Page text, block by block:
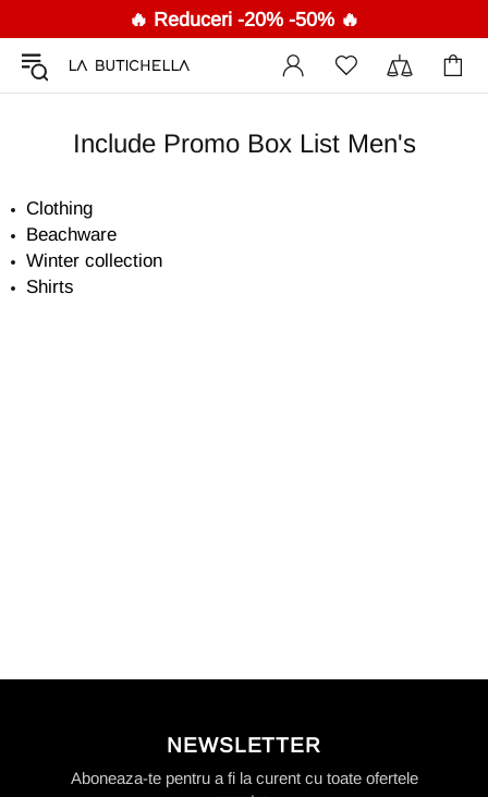
🔥 Reduceri -20% -50% 🔥
Include Promo Box List Men's
Clothing
Beachware
Winter collection
Shirts
NEWSLETTER
Aboneaza-te pentru a fi la curent cu toate ofertele